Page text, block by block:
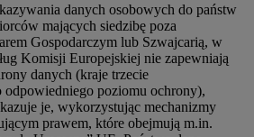
danych osobowych do państw
mających siedzibę poza
Gospodarczym lub Szwajcarią, w
Komisji Europejskiej nie zapewniają
danych (kraje trzecie
odpowiedniego poziomu ochrony),
je, wykorzystując mechanizmy
prawem, które obejmują m.in.